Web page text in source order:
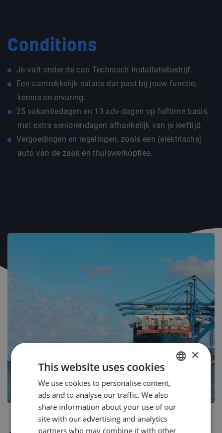
Conditions
Je valt onder de cao Technisch Installatiebedrijf.
Een aantrekkelijk salaris dat past bij jouw functie,
kennis en ervaring.
25 vakantiedagen en 13 adv-dagen op fulltime basis,
met extra seniorendagen afhankelijk van je leeftijd.
Vergoedingen en regelingen, zoals een (elektrische)
auto van de zaak en thuiswerkopties.
DUTCH
×
This website uses cookies
We use cookies to personalise content,
ads and to analyse our traffic. We also
share information about your use of our
site with our advertising and analytics
partners who may combine it with other